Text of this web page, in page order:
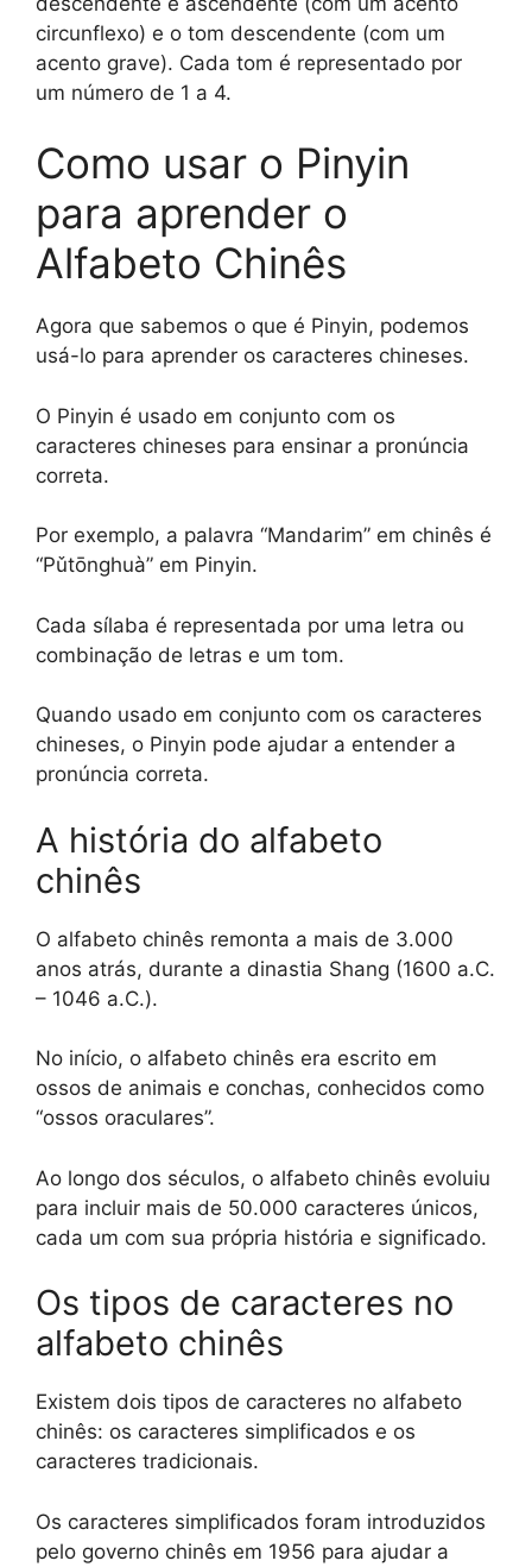
circunflexo) e o tom descendente (com um
acento grave). Cada tom é representado por
um número de 1 a 4.
Como usar o Pinyin
para aprender o
Alfabeto Chinês
Agora que sabemos o que é Pinyin, podemos
usá-lo para aprender os caracteres chineses.
O Pinyin é usado em conjunto com os
caracteres chineses para ensinar a pronúncia
correta.
Por exemplo, a palavra “Mandarim” em chinês é
“Pǔtōnghuà” em Pinyin.
Cada sílaba é representada por uma letra ou
combinação de letras e um tom.
Quando usado em conjunto com os caracteres
chineses, o Pinyin pode ajudar a entender a
pronúncia correta.
A história do alfabeto
chinês
O alfabeto chinês remonta a mais de 3.000
anos atrás, durante a dinastia Shang (1600 a.C.
– 1046 a.C.).
No início, o alfabeto chinês era escrito em
ossos de animais e conchas, conhecidos como
“ossos oraculares”.
Ao longo dos séculos, o alfabeto chinês evoluiu
para incluir mais de 50.000 caracteres únicos,
cada um com sua própria história e significado.
Os tipos de caracteres no
alfabeto chinês
Existem dois tipos de caracteres no alfabeto
chinês: os caracteres simplificados e os
caracteres tradicionais.
Os caracteres simplificados foram introduzidos
pelo governo chinês em 1956 para ajudar a